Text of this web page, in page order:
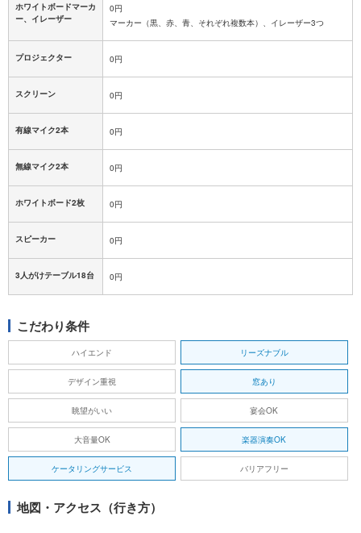
ホワイトボードマーカ
ー、イレーザー
0円
マーカー（黒、赤、青、それぞれ複数本）、イレーザー3つ
プロジェクター 0円
スクリーン 0円
有線マイク2本 0円
無線マイク2本 0円
ホワイトボード2枚 0円
スピーカー 0円
3人がけテーブル18台 0円
こだわり条件
ハイエンド リーズナブル
デザイン重視 窓あり
眺望がいい 宴会OK
大音量OK 楽器演奏OK
ケータリングサービス バリアフリー
地図・アクセス（行き方）